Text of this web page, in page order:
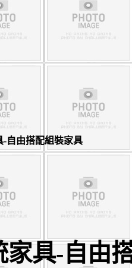
-自由搭配組裝家具
家具-自由